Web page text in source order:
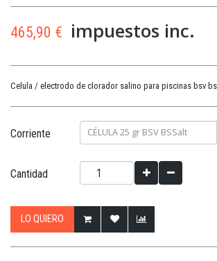
465,90 € impuestos inc.
Celula / electrodo de clorador salino para piscinas bsv
Corriente CÉLULA 25 gr BSV BSSalt
Cantidad
LO QUIERO